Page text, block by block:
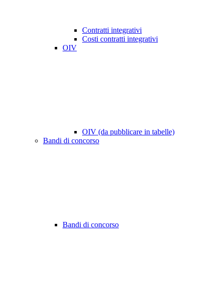
Contratti integrativi
Costi contratti integrativi
OIV
OIV (da pubblicare in tabelle)
Bandi di concorso
Bandi di concorso